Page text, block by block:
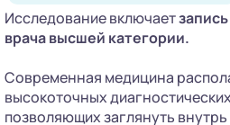
Исследование включает
врача высшей категории.
Современная медицина
высокоточных
позволяющих заглянуть